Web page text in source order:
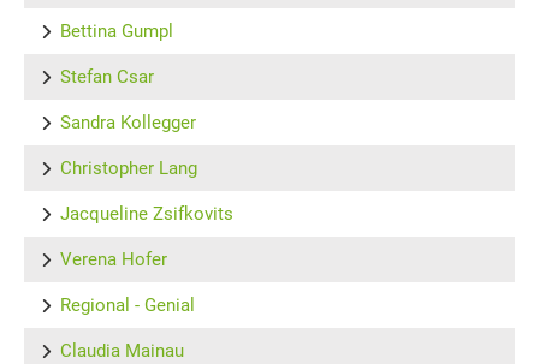
Bettina Gumpl
Stefan Csar
Sandra Kollegger
Christopher Lang
Jacqueline Zsifkovits
Verena Hofer
Regional - Genial
Claudia Mainau